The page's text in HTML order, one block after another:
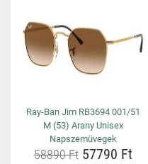
Ray-Ban Jim RB3694 001/51
M (53) Arany Unisex
Napszemüvegek
58890 Ft57790 Ft